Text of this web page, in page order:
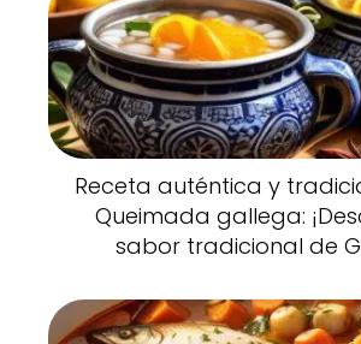
Receta auténtica y
Queimada gallega:
sabor tradicional de